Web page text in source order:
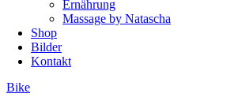
Ernährung
Massage by Natascha
Shop
Bilder
Kontakt
Bike